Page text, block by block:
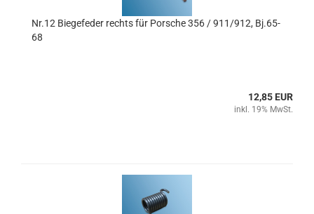
Nr.12 Biegefeder rechts für Porsche 356 / 911/912, Bj.65-
68
12,85 EUR
inkl. 19% MwSt.